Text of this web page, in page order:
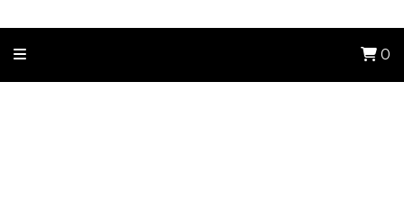
0